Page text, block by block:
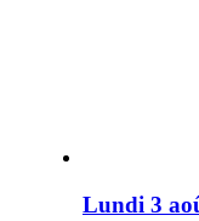
Lundi 3